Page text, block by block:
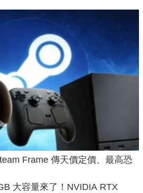
Frame 傳天價定價、最高恐
大容量來了！NVIDIA RTX